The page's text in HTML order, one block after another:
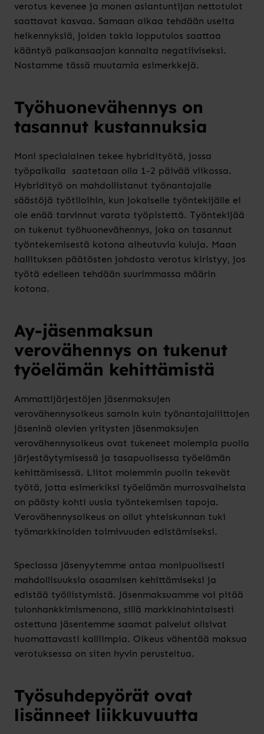
verotus kevenee ja monen asiantuntijan nettotulot
saattavat kasvaa. Samaan aikaa tehdään useita
heikennyksiä, joiden takia lopputulos saattaa
kääntyä palkansaajan kannalta negatiiviseksi.
Nostamme tässä muutamia esimerkkejä.
Työhuonevähennys on
tasannut kustannuksia
Moni specialainen tekee hybridityötä, jossa
työpaikalla saatetaan olla 1-2 päivää viikossa.
Hybridityö on mahdollistanut työnantajalle
säästöjä työtiloihin, kun jokaiselle työntekijälle ei
ole enää tarvinnut varata työpistettä. Työntekijää
on tukenut työhuonevähennys, joka on tasannut
työntekemisestä kotona aiheutuvia kuluja. Maan
hallituksen päätösten johdosta verotus kiristyy, jos
työtä edelleen tehdään suurimmassa määrin
kotona.
Ay-jäsenmaksun
verovähennys on tukenut
työelämän kehittämistä
Ammattijärjestöjen jäsenmaksujen
verovähennysoikeus samoin kuin työnantajaliittojen
jäseninä olevien yritysten jäsenmaksujen
verovähennysoikeus ovat tukeneet molempia puolia
järjestäytymisessä ja tasapuolisessa työelämän
kehittämisessä. Liitot molemmin puolin tekevät
työtä, jotta esimerkiksi työelämän murrosvaiheista
on päästy kohti uusia työntekemisen tapoja.
Verovähennysoikeus on ollut yhteiskunnan tuki
työmarkkinoiden toimivuuden edistämiseksi.
Speciassa jäsenyytemme antaa monipuolisesti
mahdollisuuksia osaamisen kehittämiseksi ja
edistää työllistymistä. Jäsenmaksuamme voi pitää
tulonhankkimismenona, sillä markkinahintaisesti
ostettuna jäsentemme saamat palvelut olisivat
huomattavasti kalliimpia. Oikeus vähentää maksua
verotuksessa on siten hyvin perusteltua.
Työsuhdepyörät ovat
lisänneet liikkuvuutta